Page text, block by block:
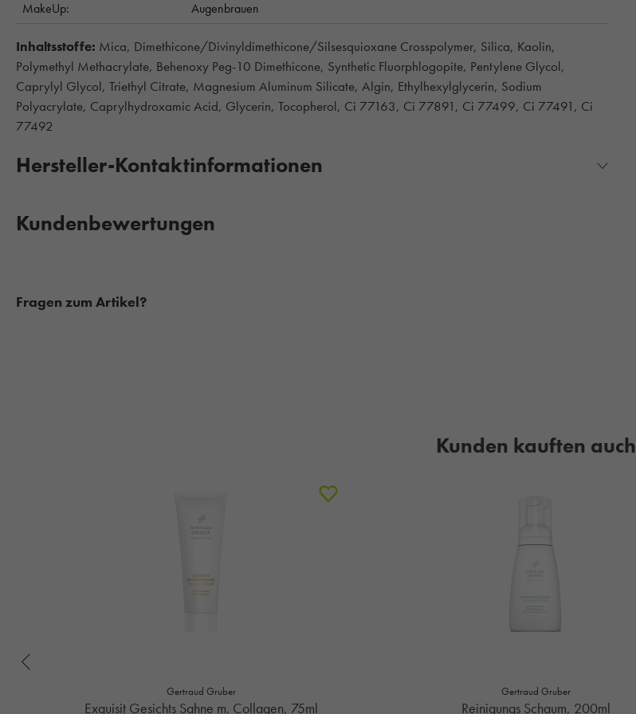
MakeUp:
Augenbrauen
Inhaltsstoffe: Mica, Dimethicone/Divinyldimethicone/Silsesquioxane Crosspolymer, Silica, Kaolin,
Polymethyl Methacrylate, Behenoxy Peg-10 Dimethicone, Synthetic Fluorphlogopite, Pentylene Glycol,
Caprylyl Glycol, Triethyl Citrate, Magnesium Aluminum Silicate, Algin, Ethylhexylglycerin, Sodium
Polyacrylate, Caprylhydroxamic Acid, Glycerin, Tocopherol, Ci 77163, Ci 77891, Ci 77499, Ci 77491, Ci
77492
Hersteller-Kontaktinformationen
Kundenbewertungen
Fragen zum Artikel?
Kunden kauften auch
Gertraud Gruber
Exquisit Gesichts Sahne m. Collagen, 75ml
Gertraud Gruber
Reinigungs Schaum, 200ml